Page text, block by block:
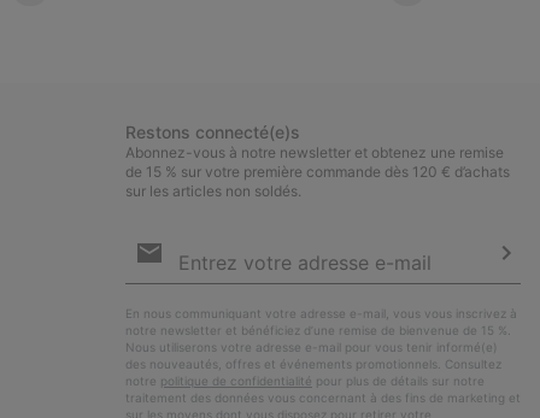
Restons connecté(e)s
Abonnez-vous à notre newsletter et obtenez une remise
de 15 % sur votre première commande dès 120 € d’achats
sur les articles non soldés.
par
En nous communiquant votre adresse e-mail, vous vous inscrivez à
notre newsletter et bénéficiez d’une remise de bienvenue de 15 %.
Nous utiliserons votre adresse e-mail pour vous tenir informé(e)
des nouveautés, offres et événements promotionnels. Consultez
notre politique de confidentialité pour plus de détails sur notre
traitement des données vous concernant à des fins de marketing et
sur les moyens dont vous disposez pour retirer votre